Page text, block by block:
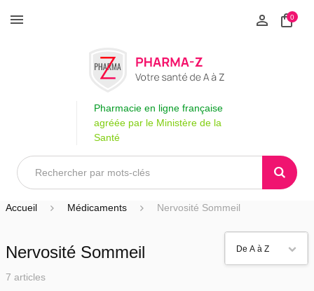
0
Pharmacie en ligne française
agréée par le Ministère de la
Santé
Accueil Médicaments Nervosité Sommeil
Nervosité Sommeil
7 articles